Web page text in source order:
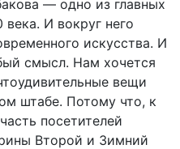
— одно из главных
И вокруг него
искусства. И
смысл. Нам хочется
вещи
штабе. Потому что, к
посетителей
Второй и Зимний